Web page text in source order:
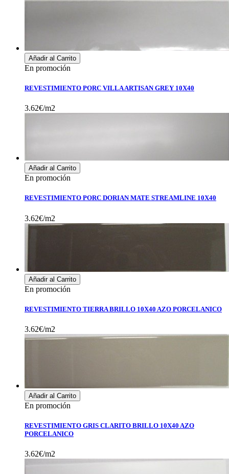
Añadir al Carrito
En promoción
REVESTIMIENTO PORC VILLA ARTISAN GREY 10X40
3.62€/m2
Añadir al Carrito
En promoción
REVESTIMIENTO PORC DORIAN MATE STREAMLINE 10X40
3.62€/m2
Añadir al Carrito
En promoción
REVESTIMIENTO TIERRA BRILLO 10X40 AZO PORCELANICO
3.62€/m2
Añadir al Carrito
En promoción
REVESTIMIENTO GRIS CLARITO BRILLO 10X40 AZO
PORCELANICO
3.62€/m2